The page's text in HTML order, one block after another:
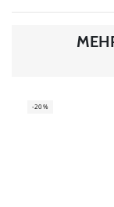
-20%